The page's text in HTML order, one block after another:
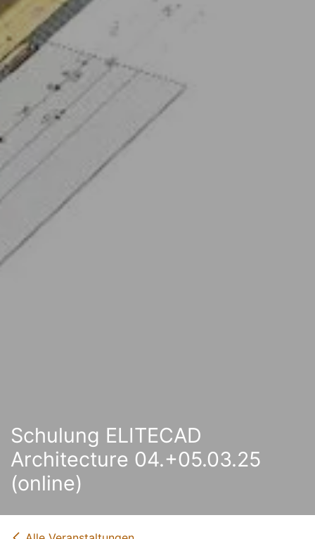
Schulung ELITECAD
Architecture 04.+05.03.25
(online)